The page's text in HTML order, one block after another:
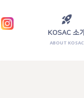
rocket_launch
KOSAC 소
ABOUT KOSAC